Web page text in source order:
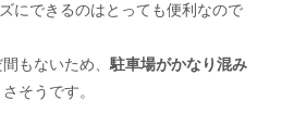
にできるのはとっても便利なので
もないため、 駐車場がかなり混み
そうです。